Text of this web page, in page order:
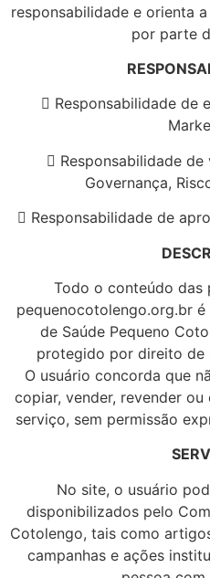
responsabilidade e orienta
por parte
 Responsabilidade de
 Responsabilidade
Governança,
 Responsabilidade de
Todo o conteúdo das
pequenocotolengo.org.br
de Saúde Pequeno
protegido por direito de
O usuário concorda que
copiar, vender, revender
serviço, sem permissão
No site, o usuário
disponibilizados pelo
Cotolengo, tais como
campanhas e ações